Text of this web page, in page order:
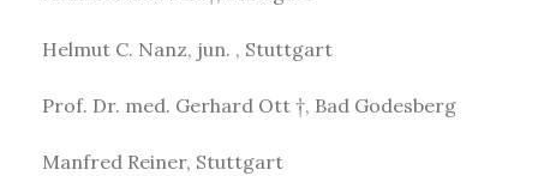
Helmut C. Nanz, jun. , Stuttgart
Prof. Dr. med. Gerhard Ott †, Bad Godesberg
Manfred Reiner, Stuttgart